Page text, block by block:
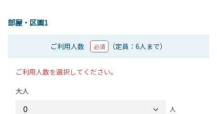
部屋・区画1
ご利用人数 必須 （定員：6人まで）
ご利用人数を選択してください。
大人
人